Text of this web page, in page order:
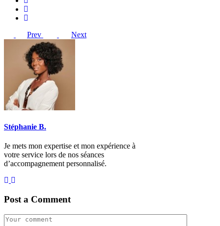
Prev Next
Stéphanie B.
Je mets mon expertise et mon expérience à
votre service lors de nos séances
d’accompagnement personnalisé.
Post a Comment